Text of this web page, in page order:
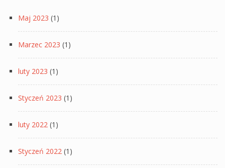
Maj 2023 (1)
Marzec 2023 (1)
luty 2023 (1)
Styczeń 2023 (1)
luty 2022 (1)
Styczeń 2022 (1)